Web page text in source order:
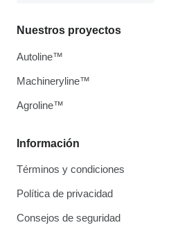
Información
Términos y condiciones
Política de privacidad
Consejos de seguridad
Nuestros proyectos
Autoline™
Machineryline™
Agroline™